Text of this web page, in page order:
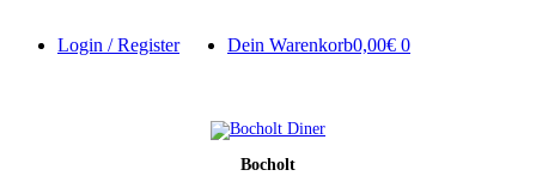
Login / Register Dein Warenkorb0,00€ 0
Bocholt